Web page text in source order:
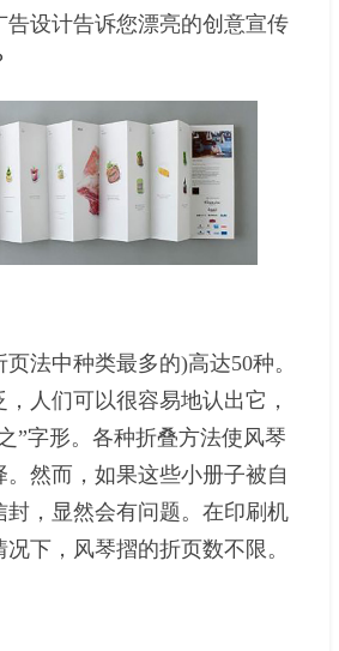
告设计告诉您漂亮的创意宣传
法中种类最多的)高达50种。
人们可以很容易地认出它，
”字形。各种折叠方法使风琴
然而，如果这些小册子被自
封，显然会有问题。在印刷机
下，风琴摺的折页数不限。